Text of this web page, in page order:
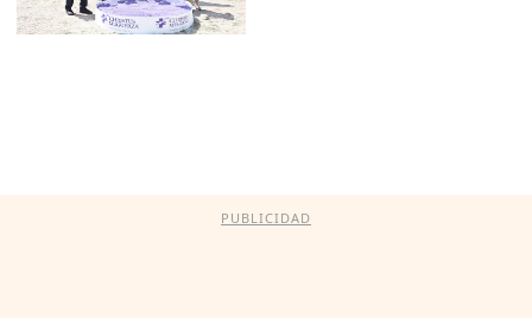
PUBLICIDAD